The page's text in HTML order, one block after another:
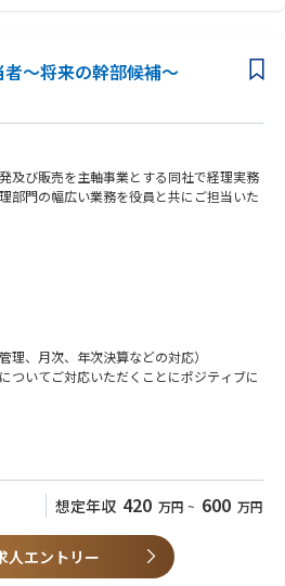
グ：
確保し、退職者の権利と義務
。労務リスクの回避および再雇用希望者へ
令に基づき適切に行い、関連部署との連携
更新の際には変更点を把握し、迅速な手続
年末調整業務の迅速化および精度向上。法
の実施およびサポート業務も担当。
入支援および周知徹底
的に行えるよう、確定拠出年金に関する教
制度についての説明会やフォローアップの
当。
窓口として、法令遵守の観点から適切な対
を図る。労務リスクの発生要因を分析し、
経営層と協働。
的なフィードバック制度の導入を通じて、
者～将来の幹部候補～
及び販売を主軸事業とする同社で経理実務
部門の幅広い業務を役員と共にご担当いた
テムへの入力、小口現金管理、決算処理、
仕事～
、給与計算、採用、社労士対応、株主対
インとして担当していただく唯一のメンバ
ートとして、人事総務法務広報など様々な
員として成長いただける方を歓迎いたしま
理、月次、年次決算などの対応）
ついてご対応いただくことにポジティブに
を持っていただける方
で機動的に動ける方
想定年収 420 万円 ~ 600 万円
人エントリー